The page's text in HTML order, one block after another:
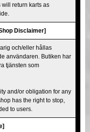
return karts as
Disclaimer]
och/eller hållas
användaren. Butiken har
tjänsten som
and/or obligation for any
has the right to stop,
to users.